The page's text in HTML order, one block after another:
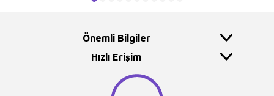
Önemli Bilgiler
Hızlı Erişim